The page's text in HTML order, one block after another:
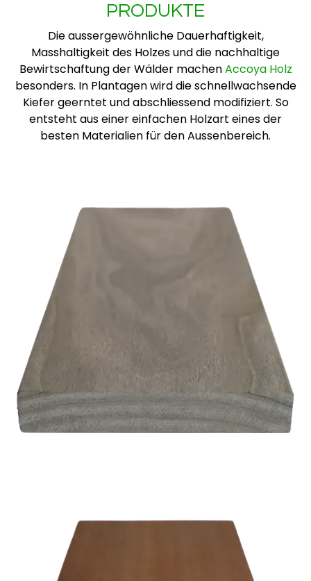
PRODUKTE
Die aussergewöhnliche Dauerhaftigkeit,
Masshaltigkeit des Holzes und die nachhaltige
Bewirtschaftung der Wälder machenAccoya Holz
besonders. In Plantagen wird die schnellwachsende
Kiefer geerntet und abschliessend modifiziert. So
entsteht aus einer einfachen Holzart eines der
besten Materialien für den Aussenbereich.